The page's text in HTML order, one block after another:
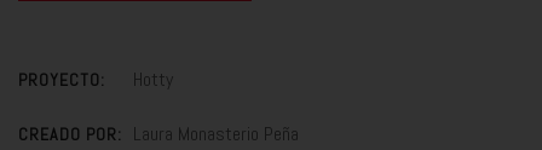
PROYECTO: Hotty
CREADO POR: Laura Monasterio Peña